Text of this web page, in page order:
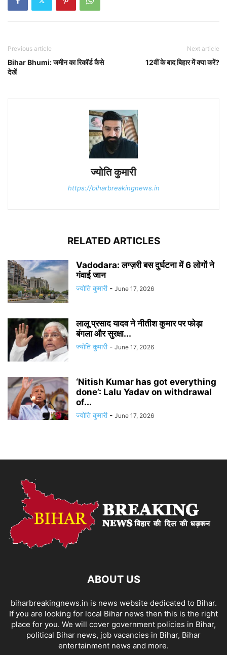
Previous article
Bihar Bhumi: जमीन का रिकॉर्ड कैसे
देखें
Next article
12वीं के बाद बिहार में क्या करें?
ज्योति कुमारी
https://biharbreakingnews.in
RELATED ARTICLES
Vadodara: लग्ज़री बस दुर्घटना में 6 लोगों ने
गंवाई जान
ज्योति कुमारी - June 17, 2026
लालू प्रसाद यादव ने नीतीश कुमार पर फोड़ा
बंगला और सुरक्षा...
ज्योति कुमारी - June 17, 2026
‘Nitish Kumar has got everything
done’: Lalu Yadav on withdrawal
of...
ज्योति कुमारी - June 17, 2026
ABOUT US
biharbreakingnews.in is news website dedicated to Bihar.
If you are looking for local Bihar news then this is the right
place for you. We will cover government policies in Bihar,
political Bihar news, job vacancies in Bihar, Bihar
entertainment news and more.